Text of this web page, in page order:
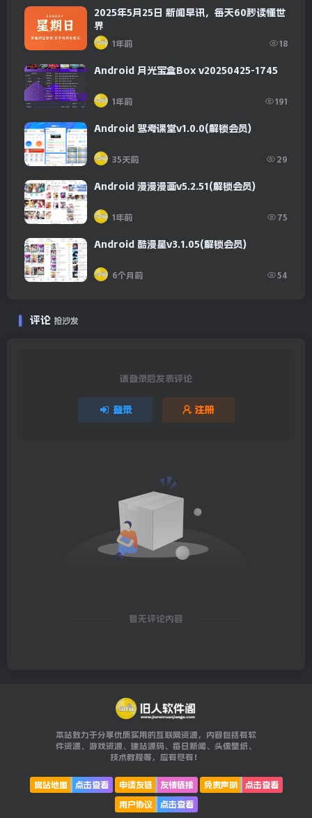
2025年5月25日 新闻早讯，每天60秒读懂世
界
1年前 18
Android 月光宝盒Box v20250425-1745
1年前 191
Android 驾考课堂v1.0.0(解锁会员)
35天前 29
Android 漫漫漫画v5.2.51(解锁会员)
1年前 75
Android 酷漫星v3.1.05(解锁会员)
6个月前 54
评论 抢沙发
请登录后发表评论
登录 注册
暂无评论内容
本站致力于分享优质实用的互联网资源，内容包括有软
件资源、游戏资源、建站源码、每日新闻、头像壁纸、
技术教程等，应有尽有！
网站地图 点击查看 申请友链 友情链接 免责声明
点击查看
用户协议
点击查看